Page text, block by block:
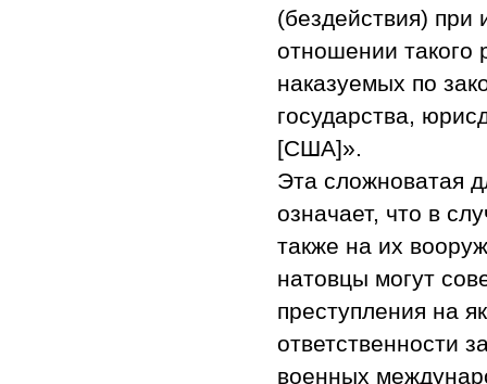
(бездействия)
отношении такого
наказуемых по
государства,
[США]».
Эта сложноватая
означает, что в
также на их
натовцы могут
преступления на
ответственности
военных